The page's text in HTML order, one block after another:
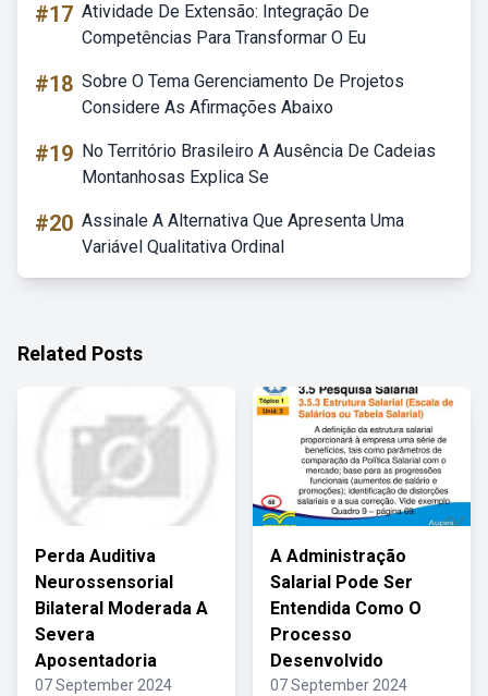
#17 Atividade De Extensão: Integração De
Competências Para Transformar O Eu
#18 Sobre O Tema Gerenciamento De Projetos
Considere As Afirmações Abaixo
#19 No Território Brasileiro A Ausência De Cadeias
Montanhosas Explica Se
#20 Assinale A Alternativa Que Apresenta Uma
Variável Qualitativa Ordinal
Related Posts
Perda Auditiva
Neurossensorial
Bilateral Moderada A
Severa
Aposentadoria
07 September 2024
A Administração
Salarial Pode Ser
Entendida Como O
Processo
Desenvolvido
07 September 2024